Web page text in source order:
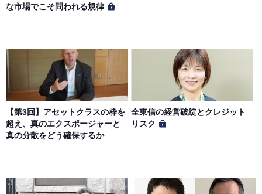
な市場でこそ問われる規律
【第3回】アセットクラスの枠を
超え、真のエクスポージャーと
真の分散をどう確保するか
全東信の経営破綻とクレジット
リスク